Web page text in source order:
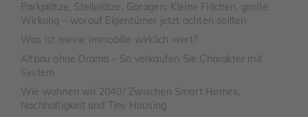
Parkplätze, Stellplätze, Garagen: Kleine Flächen, große
Wirkung – worauf Eigentümer jetzt achten sollten
Was ist meine Immobilie wirklich wert?
Altbau ohne Drama – So verkaufen Sie Charakter mit
System
Wie wohnen wir 2040? Zwischen Smart Homes,
Nachhaltigkeit und Tiny Housing